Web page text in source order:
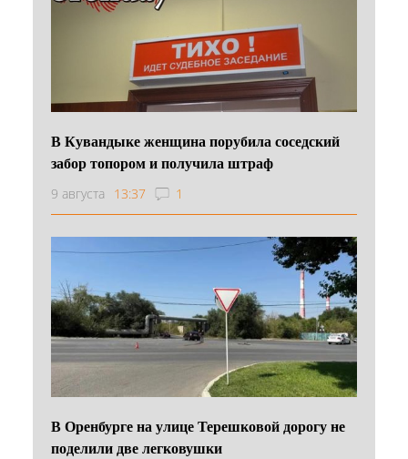
В Кувандыке женщина порубила соседский
забор топором и получила штраф
9 августа 13:37 1
В Оренбурге на улице Терешковой дорогу не
поделили две легковушки